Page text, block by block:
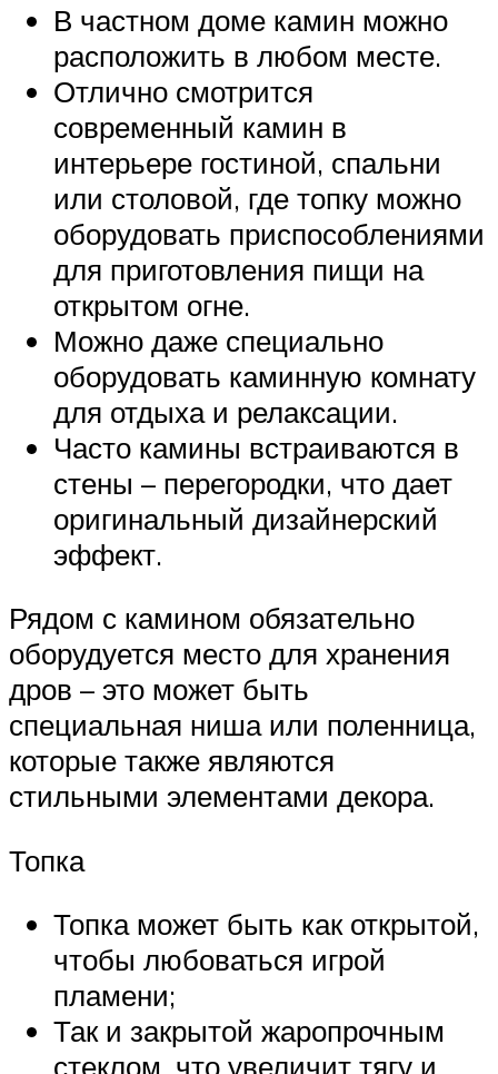
В частном доме камин можно
расположить в любом месте.
Отлично смотрится
современный камин в
интерьере гостиной, спальни
или столовой, где топку можно
оборудовать приспособлениями
для приготовления пищи на
открытом огне.
Можно даже специально
оборудовать каминную комнату
для отдыха и релаксации.
Часто камины встраиваются в
стены – перегородки, что дает
оригинальный дизайнерский
эффект.
Рядом с камином обязательно
оборудуется место для хранения
дров – это может быть
специальная ниша или поленница,
которые также являются
стильными элементами декора.
Топка
Топка может быть как открытой,
чтобы любоваться игрой
пламени;
Так и закрытой жаропрочным
стеклом, что увеличит тягу и